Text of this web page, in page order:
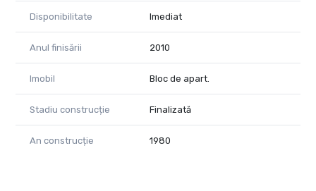
Disponibilitate Imediat
Anul finisării 2010
Imobil Bloc de apart.
Stadiu construcție Finalizată
An construcție 1980